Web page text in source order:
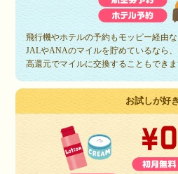
飛行機やホテルの予約もモッピー経由
JALやANAのマイルを貯めているなら
高還元でマイルに交換することもできま
お試しが好